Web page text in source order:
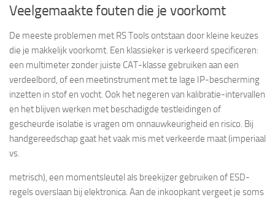
Veelgemaakte fouten die je voorkomt
De meeste problemen met RS Tools ontstaan door kleine keuzes
die je makkelijk voorkomt. Een klassieker is verkeerd specificeren:
een multimeter zonder juiste CAT-klasse gebruiken aan een
verdeelbord, of een meetinstrument met te lage IP-bescherming
inzetten in stof en vocht. Ook het negeren van kalibratie-intervallen
en het blijven werken met beschadigde testleidingen of
gescheurde isolatie is vragen om onnauwkeurigheid en risico. Bij
handgereedschap gaat het vaak mis met verkeerde maat (imperiaal
vs.
metrisch), een momentsleutel als breekijzer gebruiken of ESD-
regels overslaan bij elektronica. Aan de inkoopkant vergeet je soms